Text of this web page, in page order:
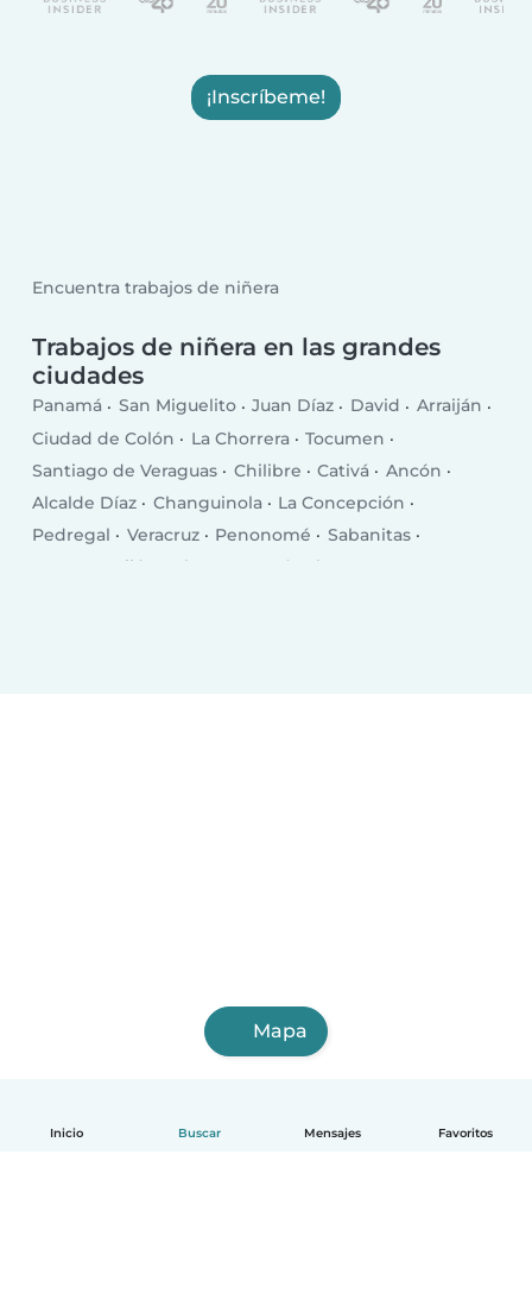
Inicio Buscar Mensajes Favoritos
¡Inscríbeme!
Encuentra trabajos de niñera
Trabajos de niñera en las grandes
ciudades
Panamá San Miguelito Juan Díaz David
Arraiján
Ciudad de Colón
La Chorrera
Tocumen
Santiago de Veraguas
Chilibre Cativá
Ancón
Alcalde Díaz
Changuinola
La Concepción
Pedregal
Veracruz Penonomé
Sabanitas
Nueva Arraiján
Chepo Pocrí
El Coco
Mapa